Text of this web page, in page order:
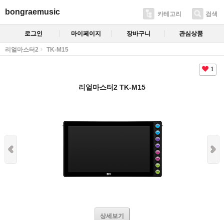
bongraemusic 카테고리 검색
로그인 마이페이지 장바구니 관심상품
리얼마스터2 TK-M15
1
리얼마스터2 TK-M15
상세보기